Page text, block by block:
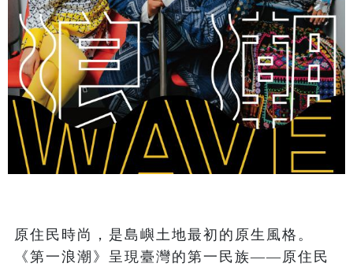
原住民時尚，是島嶼土地最初的原生風格。
《第一浪潮》呈現臺灣的第一民族——原住民